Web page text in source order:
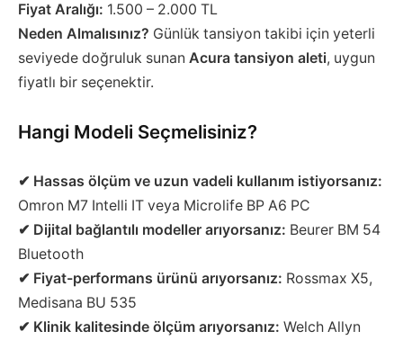
Fiyat Aralığı: 1.500 – 2.000 TL
Neden Almalısınız? Günlük tansiyon takibi için yeterli
seviyede doğruluk sunan Acura tansiyon aleti, uygun
fiyatlı bir seçenektir.
Hangi Modeli Seçmelisiniz?
✔ Hassas ölçüm ve uzun vadeli kullanım istiyorsanız:
Omron M7 Intelli IT veya Microlife BP A6 PC
✔ Dijital bağlantılı modeller arıyorsanız: Beurer BM 54
Bluetooth
✔ Fiyat-performans ürünü arıyorsanız: Rossmax X5,
Medisana BU 535
✔ Klinik kalitesinde ölçüm arıyorsanız: Welch Allyn